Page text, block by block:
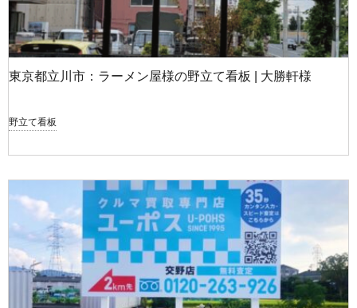
東京都立川市：ラーメン屋様の野立て看板 | 大勝軒様
野立て看板